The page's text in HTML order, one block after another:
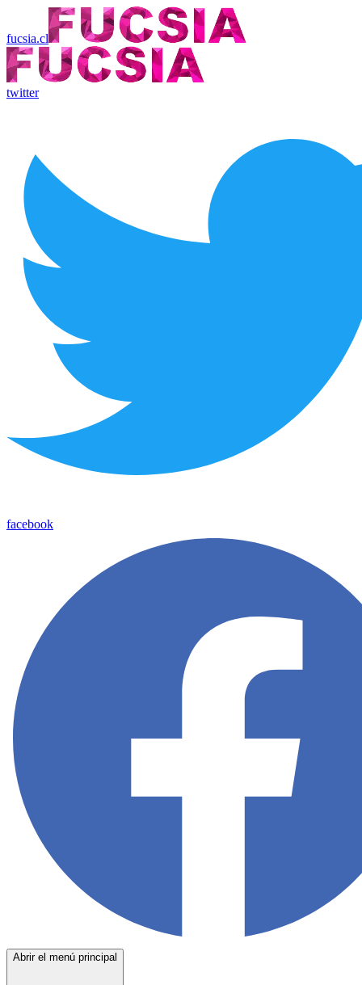
fucsia.cl
twitter
facebook
Abrir el menú principal